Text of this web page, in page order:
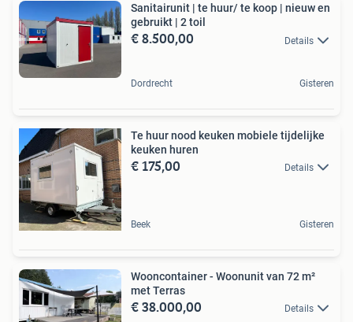
Sanitairunit | te huur/ te koop | nieuw en
gebruikt | 2 toil
€ 8.500,00 Details
Dordrecht Gisteren
Te huur nood keuken mobiele tijdelijke
keuken huren
€ 175,00 Details
Beek Gisteren
Wooncontainer - Woonunit van 72 m²
met Terras
€ 38.000,00 Details